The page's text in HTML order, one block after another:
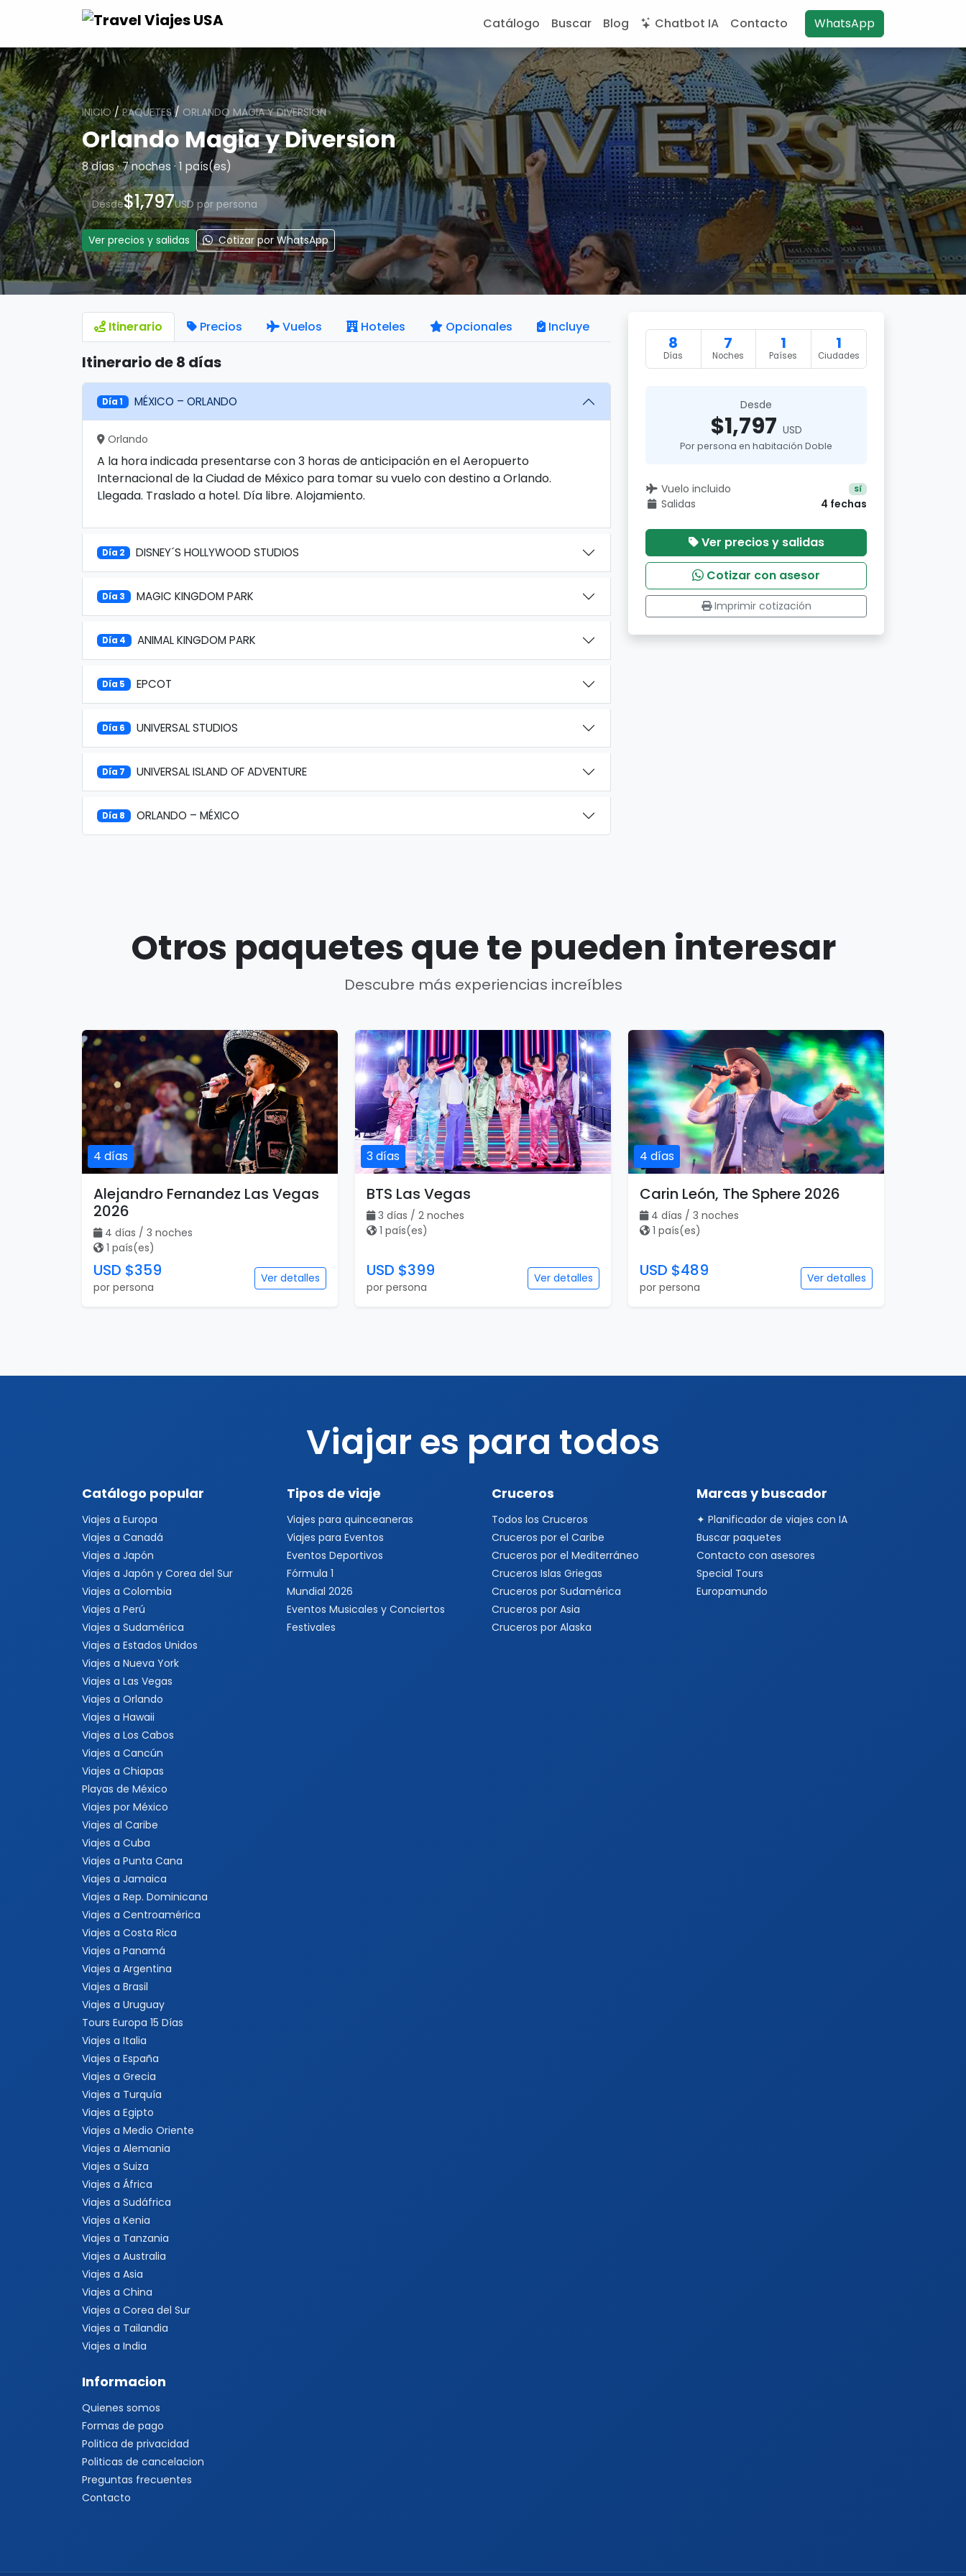
Catálogo Buscar Blog Chatbot IA Contacto WhatsApp
INICIO/PAQUETES/ ORLANDO MAGIA Y DIVERSION
Orlando Magia y Diversion
8 días · 7 noches · 1 país(es)
Desde$1,797USD por persona
Ver precios y salidas Cotizar por WhatsApp
Itinerario Precios Vuelos Hoteles Opcionales Incluye
Itinerario de 8 días
Día 1 MÉXICO – ORLANDO
Orlando
A la hora indicada presentarse con 3 horas de anticipación en el Aeropuerto
Internacional de la Ciudad de México para tomar su vuelo con destino a Orlando.
Llegada. Traslado a hotel. Día libre. Alojamiento.
Día 2 DISNEY´S HOLLYWOOD STUDIOS
Día 3 MAGIC KINGDOM PARK
Día 4 ANIMAL KINGDOM PARK
Día 5 EPCOT
Día 6 UNIVERSAL STUDIOS
Día 7 UNIVERSAL ISLAND OF ADVENTURE
Día 8 ORLANDO – MÉXICO
8
Días
7
Noches
1
Países
1
Ciudades
Desde
$1,797 USD
Por persona en habitación Doble
Vuelo incluido Sí
Salidas 4 fechas
Ver precios y salidas
Cotizar con asesor
Imprimir cotización
Otros paquetes que te pueden interesar
Descubre más experiencias increíbles
4 días
Alejandro Fernandez Las Vegas
2026
4 días / 3 noches
1 país(es)
USD $359
por persona
Ver detalles
3 días
BTS Las Vegas
3 días / 2 noches
1 país(es)
USD $399
por persona
Ver detalles
4 días
Carin León, The Sphere 2026
4 días / 3 noches
1 país(es)
USD $489
por persona
Ver detalles
Viajar es para todos
Catálogo popular
Viajes a Europa
Viajes a Canadá
Viajes a Japón
Viajes a Japón y Corea del Sur
Viajes a Colombia
Viajes a Perú
Viajes a Sudamérica
Viajes a Estados Unidos
Viajes a Nueva York
Viajes a Las Vegas
Viajes a Orlando
Viajes a Hawaii
Viajes a Los Cabos
Viajes a Cancún
Viajes a Chiapas
Playas de México
Viajes por México
Viajes al Caribe
Viajes a Cuba
Viajes a Punta Cana
Viajes a Jamaica
Viajes a Rep. Dominicana
Viajes a Centroamérica
Viajes a Costa Rica
Viajes a Panamá
Viajes a Argentina
Viajes a Brasil
Viajes a Uruguay
Tours Europa 15 Días
Viajes a Italia
Viajes a España
Viajes a Grecia
Viajes a Turquía
Viajes a Egipto
Viajes a Medio Oriente
Viajes a Alemania
Viajes a Suiza
Viajes a África
Viajes a Sudáfrica
Viajes a Kenia
Viajes a Tanzania
Viajes a Australia
Viajes a Asia
Viajes a China
Viajes a Corea del Sur
Viajes a Tailandia
Viajes a India
Tipos de viaje
Viajes para quinceaneras
Viajes para Eventos
Eventos Deportivos
Fórmula 1
Mundial 2026
Eventos Musicales y Conciertos
Festivales
Cruceros
Todos los Cruceros
Cruceros por el Caribe
Cruceros por el Mediterráneo
Cruceros Islas Griegas
Cruceros por Sudamérica
Cruceros por Asia
Cruceros por Alaska
Marcas y buscador
✦ Planificador de viajes con IA
Buscar paquetes
Contacto con asesores
Special Tours
Europamundo
Informacion
Quienes somos
Formas de pago
Politica de privacidad
Politicas de cancelacion
Preguntas frecuentes
Contacto